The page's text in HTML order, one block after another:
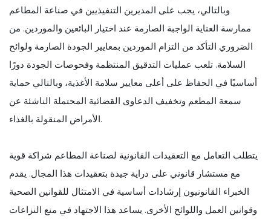
وبالتالي، يجب على المديرين التنفيذيين في صناعة المطاعم
ممارسة العناية الواجبة الصارمة عند اختيار البائعين والموردين. من
الضروري التأكد من التزام الموردين بمعايير الجودة الصارمة ولوائح
السلامة. تلعب عمليات التدقيق المنتظمة وفحوصات الجودة دورًا
أساسيًا في الحفاظ على أعلى معايير سلامة الأغذية، وبالتالي حماية
سمعة المطعم وتخفيف الدعاوى القضائية المحتملة الناشئة عن
الأمراض المنقولة بالغذاء.
يتطلب التعامل مع التعقيدات القانونية لصناعة المطاعم شراكة قوية
مع مستشار قانوني على دراية جيدة بتعقيدات هذا المجال. يقدم
الخبراء القانونيون إرشادات أساسية في الامتثال للقوانين الصحية
وقوانين العمل واللوائح الأخرى. يساعد هذا الاجتهاد في منع النزاعات